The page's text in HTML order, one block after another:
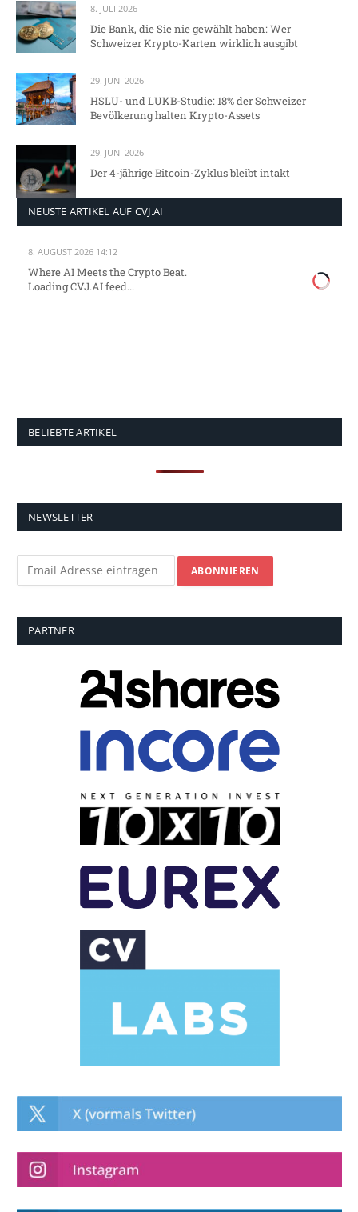
8. JULI 2026
Die Bank, die Sie nie gewählt haben: Wer
Schweizer Krypto-Karten wirklich ausgibt
29. JUNI 2026
HSLU- und LUKB-Studie: 18% der Schweizer
Bevölkerung halten Krypto-Assets
29. JUNI 2026
Der 4-jährige Bitcoin-Zyklus bleibt intakt
NEUSTE ARTIKEL AUF CVJ.AI
8. AUGUST 2026 14:12
Where AI Meets the Crypto Beat.
Loading CVJ.AI feed...
BELIEBTE ARTIKEL
NEWSLETTER
PARTNER